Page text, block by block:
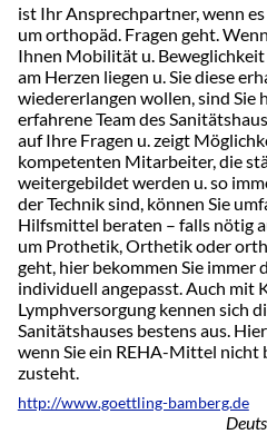
ist Ihr Ansprechpartner, wenn es
um orthopäd. Fragen geht. Wenn
Ihnen Mobilität u. Beweglichkeit
am Herzen liegen u. Sie diese
wiedererlangen wollen, sind Sie
erfahrene Team des
auf Ihre Fragen u. zeigt
kompetenten Mitarbeiter, die
weitergebildet werden u. so
der Technik sind, können Sie
Hilfsmittel beraten – falls nötig
um Prothetik, Orthetik oder
geht, hier bekommen Sie immer
individuell angepasst. Auch mit
Lymphversorgung kennen sich
Sanitätshauses bestens aus.
wenn Sie ein REHA-Mittel nicht
zusteht.
http://www.goettling-bamberg.de